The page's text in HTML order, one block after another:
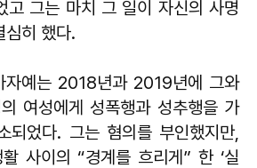
고 그는 마치 그 일이 자신의 사명
심히 했다.
예는 2018년과 2019년에 그와
여성에게 성폭행과 성추행을 가
되었다. 그는 혐의를 부인했지만,
사이의 “경계를 흐리게” 한 ‘실